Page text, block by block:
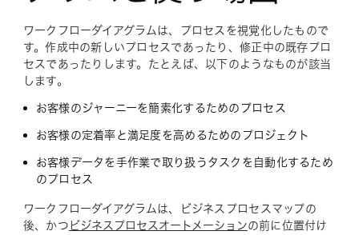
ワークフローダイアグラムは、プロセスを視覚化したもので
す。作成中の新しいプロセスであったり、修正中の既存プロ
セスであったりします。たとえば、以下のようなものが該当
します。
お客様のジャーニーを簡素化するためのプロセス
お客様の定着率と満足度を高めるためのプロジェクト
お客様データを手作業で取り扱うタスクを自動化するため
のプロセス
ワークフローダイアグラムは、ビジネスプロセスマップの
後、かつ ビジネスプロセスオートメーションの前に位置付け